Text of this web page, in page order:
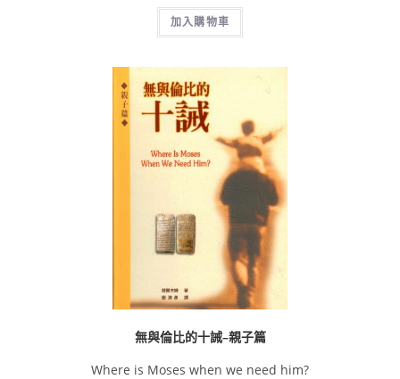
加入購物車
無與倫比的十誡–親子篇
Where is Moses when we need him?